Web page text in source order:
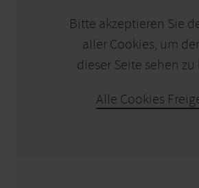
Bitte akzeptieren Sie
aller Cookies, um
dieser Seite sehen
Alle Cookies